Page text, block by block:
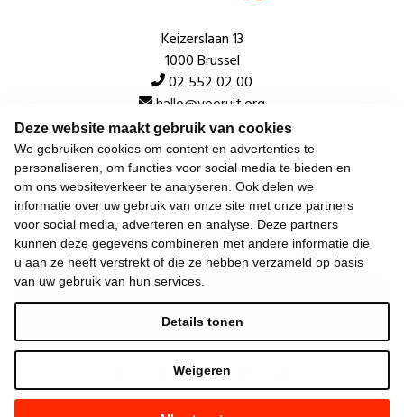
Deze website maakt gebruik van cookies
We gebruiken cookies om content en advertenties te
personaliseren, om functies voor social media te bieden en
om ons websiteverkeer te analyseren. Ook delen we
informatie over uw gebruik van onze site met onze partners
voor social media, adverteren en analyse. Deze partners
kunnen deze gegevens combineren met andere informatie die
u aan ze heeft verstrekt of die ze hebben verzameld op basis
van uw gebruik van hun services.
Weigeren
Details tonen
Keizerslaan 13
1000 Brussel
02 552 02 00
hallo@vooruit.org
Snel
Over de beweging
Algemeen
Laatste nieuws